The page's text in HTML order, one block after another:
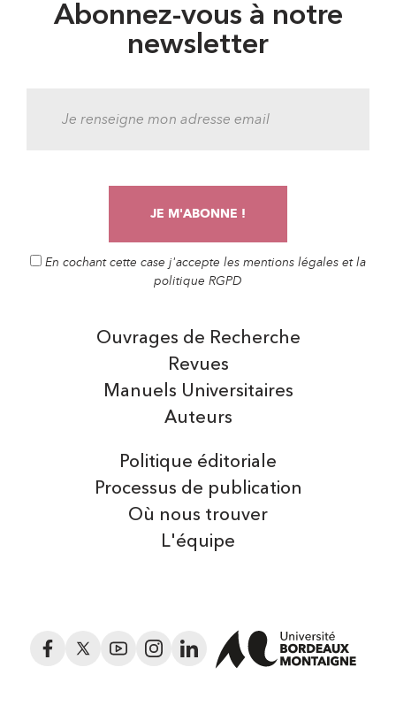
Abonnez-vous à notre
newsletter
En cochant cette case j'accepte les mentions légales et la
politique RGPD
Auteurs
Manuels Universitaires
Ouvrages de Recherche
Revues
Politique éditoriale
Processus de publication
Où nous trouver
L'équipe
Facebook
Twitter YouTubeInstagramLinkedIn